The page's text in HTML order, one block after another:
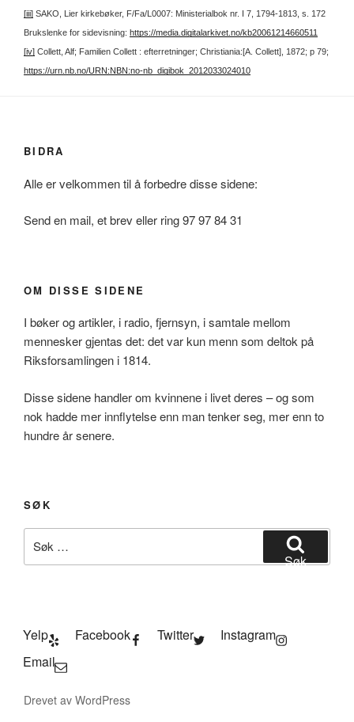
[iii] SAKO, Lier kirkebøker, F/Fa/L0007: Ministerialbok nr. I 7, 1794-1813, s. 172
Brukslenke for sidevisning: https://media.digitalarkivet.no/kb20061214660511
[iv] Collett, Alf; Familien Collett : efterretninger; Christiania:[A. Collett], 1872; p 79;
https://urn.nb.no/URN:NBN:no-nb_digibok_2012033024010
BIDRA
Alle er velkommen til å forbedre disse sidene:
Send en mail, et brev eller ring 97 97 84 31
OM DISSE SIDENE
I bøker og artikler, i radio, fjernsyn, i samtale mellom
mennesker gjentas det: det var kun menn som deltok på
Riksforsamlingen i 1814.
Disse sidene handler om kvinnene i livet deres – og som
nok hadde mer innflytelse enn man tenker seg, mer enn to
hundre år senere.
SØK
etter:
Søk
Yelp Facebook Twitter
Instagram
Email
Drevet av WordPress